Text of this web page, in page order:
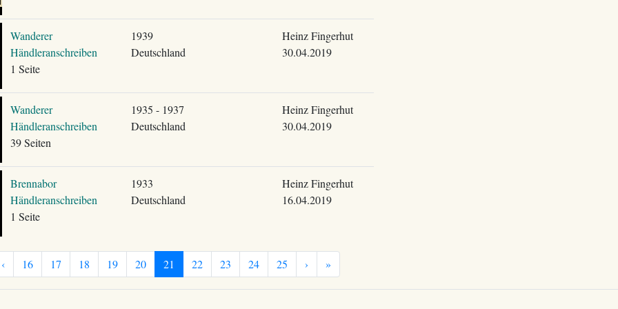
Wanderer
Händleranschreiben
1 Seite
1939
Deutschland
Heinz Fingerhut
30.04.2019
Wanderer
Händleranschreiben
39 Seiten
1935 - 1937
Deutschland
Heinz Fingerhut
30.04.2019
Brennabor
Händleranschreiben
1 Seite
1933
Deutschland
Heinz Fingerhut
16.04.2019
‹ 16 17 18 19 20 21 22 23 24 25 › »